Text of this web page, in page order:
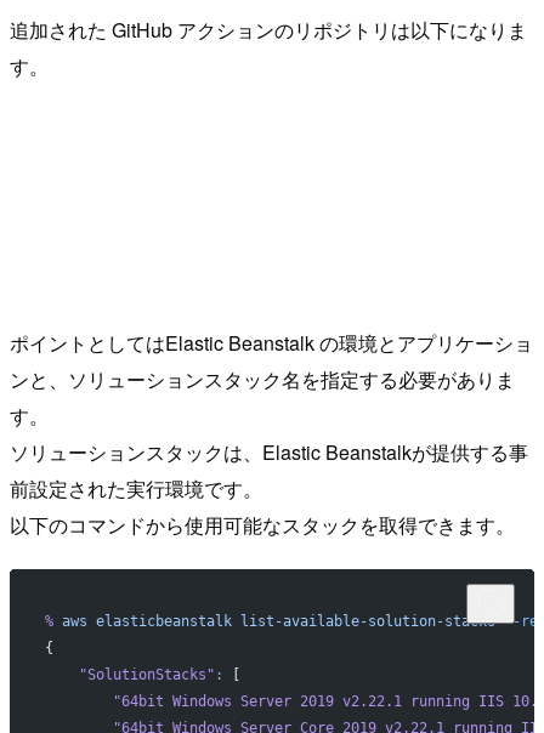
追加された GitHub アクションのリポジトリは以下になりま
す。
ポイントとしてはElastic Beanstalk の環境とアプリケーショ
ンと、ソリューションスタック名を指定する必要がありま
す。
ソリューションスタックは、Elastic Beanstalkが提供する事
前設定された実行環境です。
以下のコマンドから使用可能なスタックを取得できます。
% aws elasticbeanstalk list-available-solution-stacks --
{
    "SolutionStacks"
:
[
"64bit Windows Server 2019 v2.22.1 running IIS
"64bit Windows Server Core 2019 v2.22.1 running